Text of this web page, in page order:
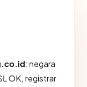
: negara
OK, registrar